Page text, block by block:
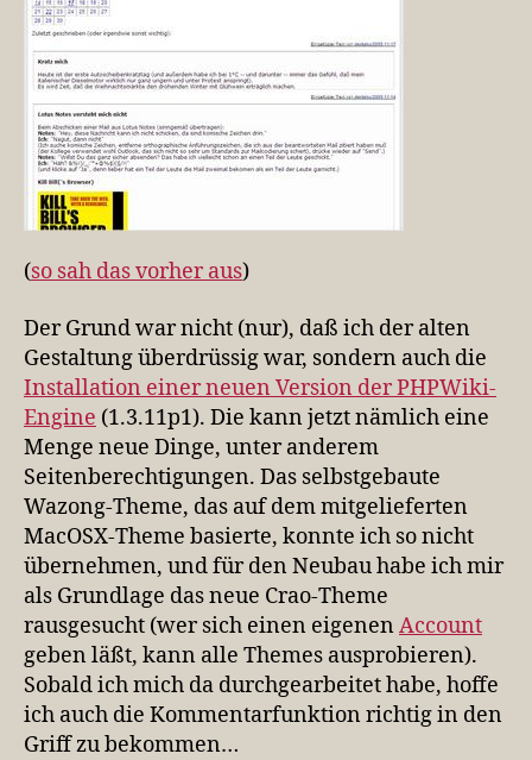
(so sah das vorher aus)
Der Grund war nicht (nur), daß ich der alten
Gestaltung überdrüssig war, sondern auch die
Installation einer neuen Version der PHPWiki-
Engine (1.3.11p1). Die kann jetzt nämlich eine
Menge neue Dinge, unter anderem
Seitenberechtigungen. Das selbstgebaute
Wazong-Theme, das auf dem mitgelieferten
MacOSX-Theme basierte, konnte ich so nicht
übernehmen, und für den Neubau habe ich mir
als Grundlage das neue Crao-Theme
rausgesucht (wer sich einen eigenen Account
geben läßt, kann alle Themes ausprobieren).
Sobald ich mich da durchgearbeitet habe, hoffe
ich auch die Kommentarfunktion richtig in den
Griff zu bekommen…